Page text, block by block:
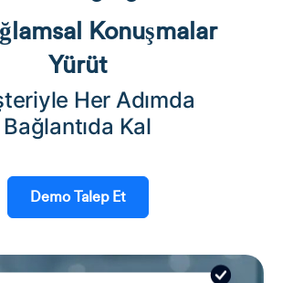
Konuşmalar
Yürüt
Her Adımda
Bağlantıda Kal
Demo Talep Et